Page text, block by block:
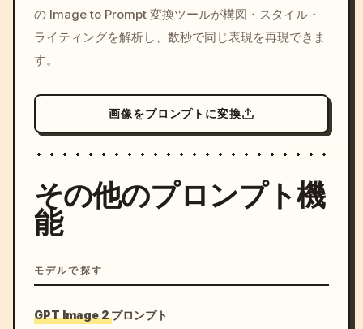
colors, 8k --v 6.0
の Image to Prompt 変換ツールが構図・スタイル・
ライティングを解析し、数秒で同じ表現を再現できま
す。
画像をプロンプトに変換
その他のプロンプト機
能
モデルで探す
GPT Image 2 プロンプト